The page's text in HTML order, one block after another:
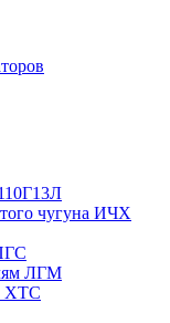
чугуна ИЧХ
ЛГМ
ХТС